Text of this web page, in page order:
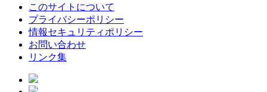
このサイトについて
プライバシーポリシー
情報セキュリティポリシー
お問い合わせ
リンク集